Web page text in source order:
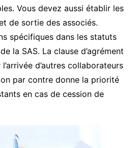
Vous devez aussi établir les
de sortie des associés.
spécifiques dans les statuts
la SAS. La clause d’agrément
d’autres collaborateurs
par contre donne la priorité
en cas de cession de